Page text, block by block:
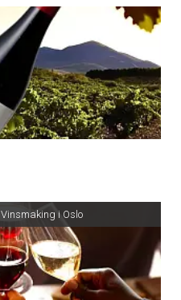
Vinsmaking i Oslo